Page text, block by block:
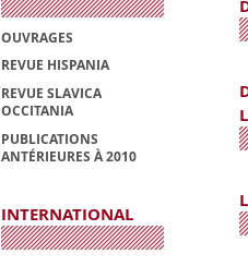
OUVRAGES
REVUE HISPANIA
REVUE SLAVICA
OCCITANIA
PUBLICATIONS
ANTÉRIEURES À 2010
INTERNATIONAL